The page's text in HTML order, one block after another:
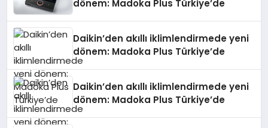
dönem: Madoka Plus Türkiye’de
Daikin’den akıllı iklimlendirmede yeni
dönem: Madoka Plus Türkiye’de
Daikin’den akıllı iklimlendirmede yeni
dönem: Madoka Plus Türkiye’de